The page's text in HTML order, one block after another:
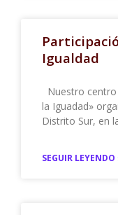
Igualdad
Nuestro
la Iguadad»
Distrito Sur, en
SEGUIR LEYENDO